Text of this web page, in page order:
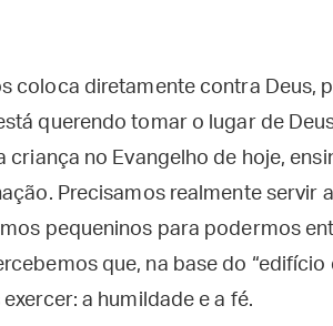
coloca diretamente contra Deus,
querendo tomar o lugar de
criança no Evangelho de hoje,
Precisamos realmente servir
pequeninos para podermos
que, na base do “edifício
a humildade e a fé.